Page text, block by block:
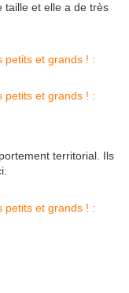
taille et elle a de très
territorial. Ils